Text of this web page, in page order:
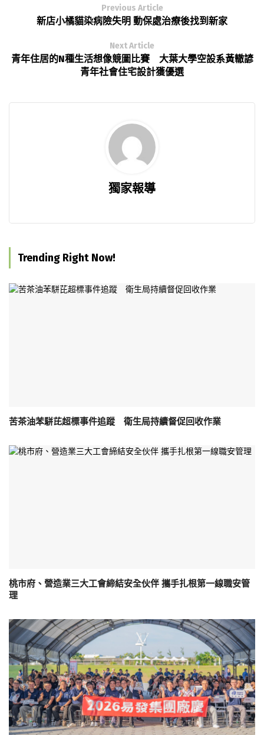
Previous Article
新店小橘貓染病險失明 動保處治療後找到新家
Next Article
青年住居的N種生活想像競圖比賽 大葉大學空設系黃轍諺
青年社會住宅設計獲優選
獨家報導
Trending Right Now!
苦茶油苯駢芘超標事件追蹤 衛生局持續督促回收作業
桃市府、營造業三大工會締結安全伙伴 攜手扎根第一線職安管
理